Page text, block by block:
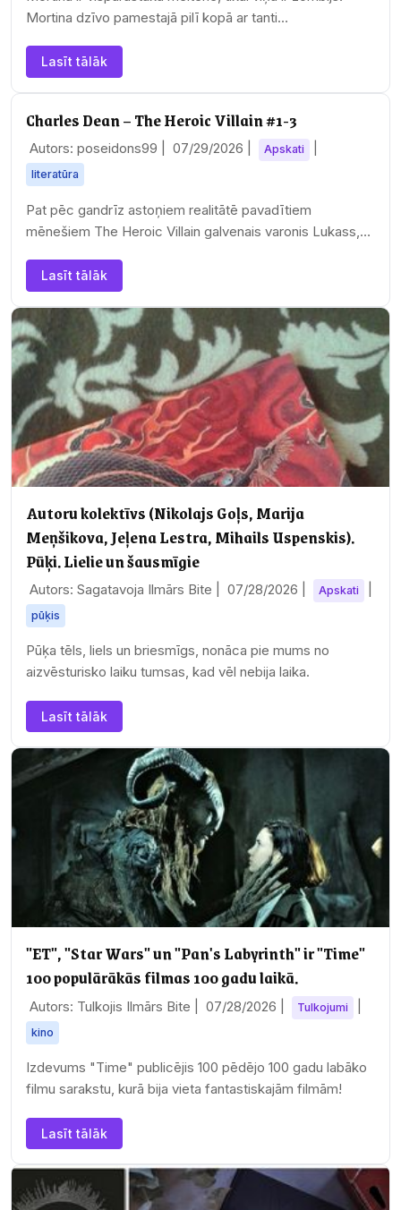
Mortina dzīvo pamestajā pilī kopā ar tanti…
Lasīt tālāk
Charles Dean – The Heroic Villain #1-3
Autors: poseidons99 | 07/29/2026 Apskati
literatūra
Pat pēc gandrīz astoņiem realitātē pavadītiem
mēnešiem The Heroic Villain galvenais varonis Lukass,
Lasīt tālāk
Autoru kolektīvs (Nikolajs Goļs, Marija
Meņšikova, Jeļena Lestra, Mihails Uspenskis).
Pūķi. Lielie un šausmīgie
Autors: Sagatavoja Ilmārs Bite | 07/28/2026 Apskati
pūķis
Pūķa tēls, liels un briesmīgs, nonāca pie mums no
aizvēsturisko laiku tumsas, kad vēl nebija laika.
Lasīt tālāk
"ET", "Star Wars" un "Pan's Labyrinth" ir "Time"
100 populārākās filmas 100 gadu laikā.
Autors: Tulkojis Ilmārs Bite | 07/28/2026 Tulkojumi
kino
Izdevums "Time" publicējis 100 pēdējo 100 gadu labāko
filmu sarakstu, kurā bija vieta fantastiskajām filmām!
Lasīt tālāk